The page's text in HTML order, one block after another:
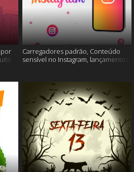
Carregadores padrão, Conteúdo
sensível no Instagram, lançamentos